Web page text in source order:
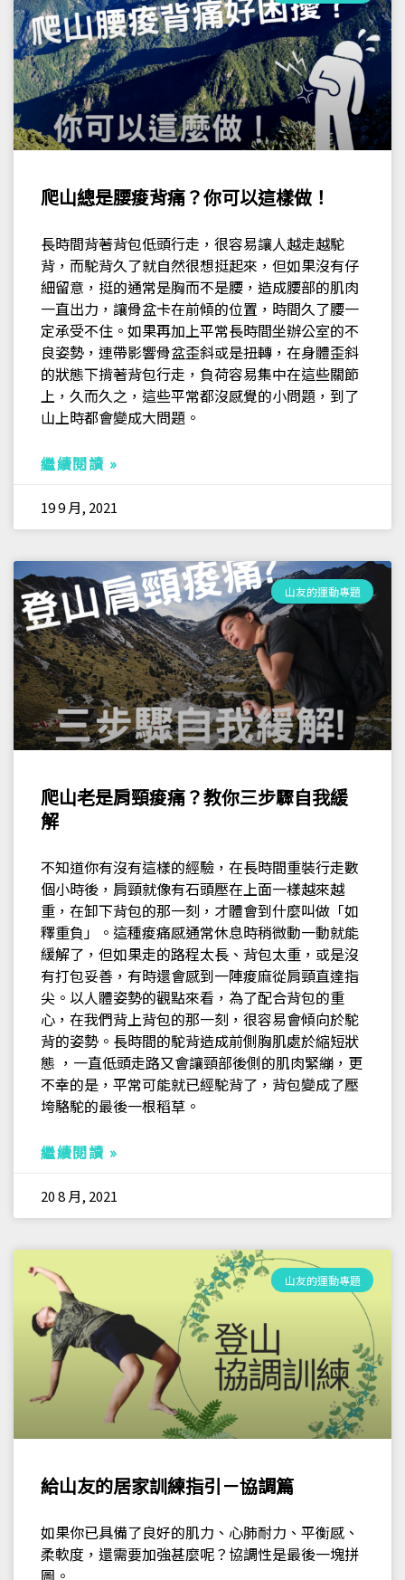
爬山總是腰痠背痛？你可以這樣做！
長時間背著背包低頭行走，很容易讓人越走越駝
背，而駝背久了就自然很想挺起來，但如果沒有仔
細留意，挺的通常是胸而不是腰，造成腰部的肌肉
一直出力，讓骨盆卡在前傾的位置，時間久了腰一
定承受不住。如果再加上平常長時間坐辦公室的不
良姿勢，連帶影響骨盆歪斜或是扭轉，在身體歪斜
的狀態下揹著背包行走，負荷容易集中在這些關節
上，久而久之，這些平常都沒感覺的小問題，到了
山上時都會變成大問題。
繼續閱讀 »
19 9 月, 2021
山友的運動專題
爬山老是肩頸痠痛？教你三步驟自我緩
解
不知道你有沒有這樣的經驗，在長時間重裝行走數
個小時後，肩頸就像有石頭壓在上面一樣越來越
重，在卸下背包的那一刻，才體會到什麼叫做「如
釋重負」。這種痠痛感通常休息時稍微動一動就能
緩解了，但如果走的路程太長、背包太重，或是沒
有打包妥善，有時還會感到一陣痠麻從肩頸直達指
尖。以人體姿勢的觀點來看，為了配合背包的重
心，在我們背上背包的那一刻，很容易會傾向於駝
背的姿勢。長時間的駝背造成前側胸肌處於縮短狀
態 ，一直低頭走路又會讓頸部後側的肌肉緊繃，更
不幸的是，平常可能就已經駝背了，背包變成了壓
垮駱駝的最後一根稻草。
繼續閱讀 »
20 8 月, 2021
山友的運動專題
給山友的居家訓練指引－協調篇
如果你已具備了良好的肌力、心肺耐力、平衡感、
柔軟度，還需要加強甚麼呢？協調性是最後一塊拼